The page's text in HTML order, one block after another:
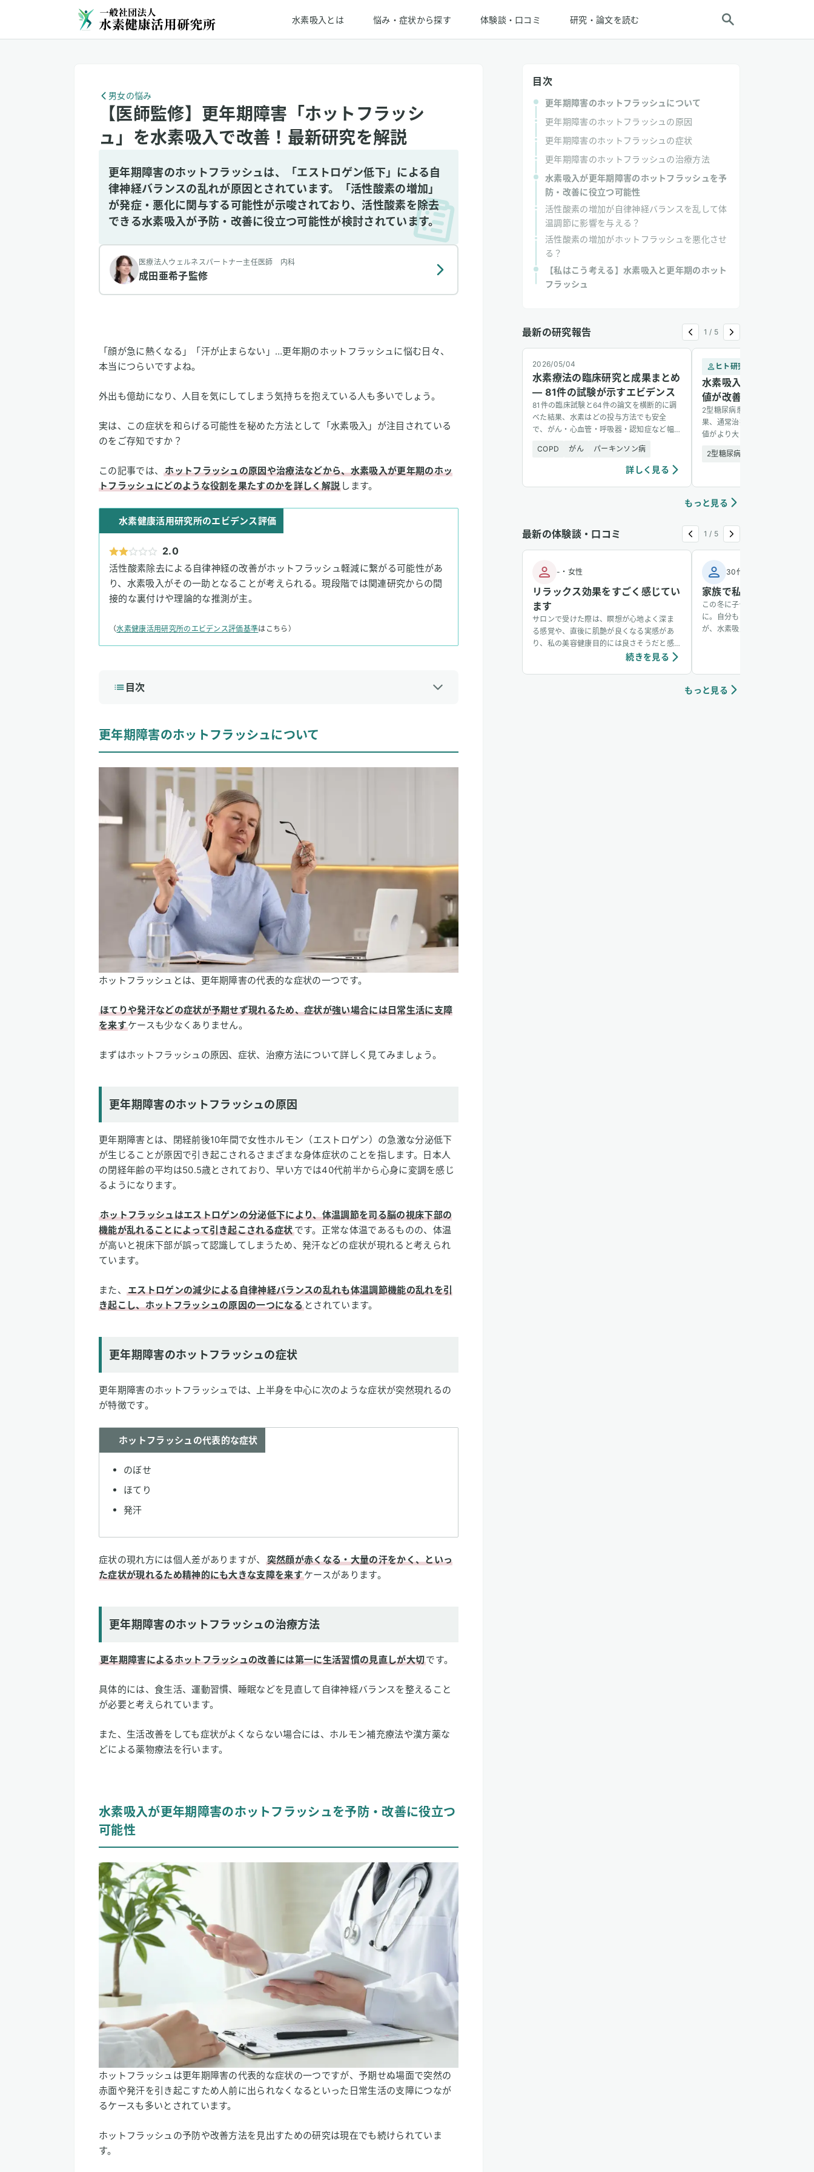
水素吸入とは 悩み・症状から探す 体験談・口コミ 研究・論文を読む
男女の悩み
【医師監修】更年期障害「ホットフラッシ
ュ」を水素吸入で改善！最新研究を解説
更年期障害のホットフラッシュは、「エストロゲン低下」による自
律神経バランスの乱れが原因とされています。「活性酸素の増加」
が発症・悪化に関与する可能性が示唆されており、活性酸素を除去
できる水素吸入が予防・改善に役立つ可能性が検討されています。
医療法人ウェルネスパートナー主任医師 内科
成田亜希子監修
「顔が急に熱くなる」「汗が止まらない」…更年期のホットフラッシュに悩む日々、
本当につらいですよね。
外出も億劫になり、人目を気にしてしまう気持ちを抱えている人も多いでしょう。
実は、この症状を和らげる可能性を秘めた方法として「水素吸入」が注目されている
のをご存知ですか？
この記事では、ホットフラッシュの原因や治療法などから、水素吸入が更年期のホッ
トフラッシュにどのような役割を果たすのかを詳しく解説 します。
水素健康活用研究所のエビデンス評価
2.0
活性酸素除去による自律神経の改善がホットフラッシュ軽減に繋がる可能性があ
り、水素吸入がその一助となることが考えられる。現段階では関連研究からの間
接的な裏付けや理論的な推測が主。
（水素健康活用研究所のエビデンス評価基準はこちら）
目次
更年期障害のホットフラッシュの原因
更年期障害のホットフラッシュの症状
更年期障害のホットフラッシュの治療方法
水素吸入が更年期障害のホットフラッシュを予防・改善に役立つ可能性
活性酸素の増加が自律神経バランスを乱して体温調節に影響を与える？
活性酸素の増加がホットフラッシュを悪化させる？
【私はこう考える】水素吸入と更年期のホットフラッシュ
更年期障害のホットフラッシュについて
ホットフラッシュとは、更年期障害の代表的な症状の一つです。
ほてりや発汗などの症状が予期せず現れるため、症状が強い場合には日常生活に支障
を来すケースも少なくありません。
まずはホットフラッシュの原因、症状、治療方法について詳しく見てみましょう。
更年期障害のホットフラッシュの原因
更年期障害とは、閉経前後10年間で女性ホルモン（エストロゲン）の急激な分泌低下
が生じることが原因で引き起こされるさまざまな身体症状のことを指します。日本人
の閉経年齢の平均は50.5歳とされており、早い方では40代前半から心身に変調を感じ
るようになります。
ホットフラッシュはエストロゲンの分泌低下により、体温調節を司る脳の視床下部の
機能が乱れることによって引き起こされる症状です。正常な体温であるものの、体温
が高いと視床下部が誤って認識してしまうため、発汗などの症状が現れると考えられ
ています。
また、
エストロゲンの減少による自律神経バランスの乱れも体温調節機能の乱れを引
き起こし、ホットフラッシュの原因の一つになる とされています。
更年期障害のホットフラッシュの症状
更年期障害のホットフラッシュでは、上半身を中心に次のような症状が突然現れるの
が特徴です。
ホットフラッシュの代表的な症状
のぼせ
ほてり
発汗
症状の現れ方には個人差がありますが、
突然顔が赤くなる・大量の汗をかく、といっ
た症状が現れるため精神的にも大きな支障を来すケースがあります。
更年期障害のホットフラッシュの治療方法
更年期障害によるホットフラッシュの改善には第一に生活習慣の見直しが大切です。
具体的には、食生活、運動習慣、睡眠などを見直して自律神経バランスを整えること
が必要と考えられています。
また、生活改善をしても症状がよくならない場合には、ホルモン補充療法や漢方薬な
どによる薬物療法を行います。
水素吸入が更年期障害のホットフラッシュを予防・改善に役立つ
可能性
ホットフラッシュは更年期障害の代表的な症状の一つですが、予期せぬ場面で突然の
赤面や発汗を引き起こすため人前に出られなくなるといった日常生活の支障につなが
るケースも多いとされています。
ホットフラッシュの予防や改善方法を見出すための研究は現在でも続けられていま
す。
目次
更年期障害のホットフラッシュについて
更年期障害のホットフラッシュの原因
更年期障害のホットフラッシュの症状
更年期障害のホットフラッシュの治療方法
水素吸入が更年期障害のホットフラッシュを予
防・改善に役立つ可能性
活性酸素の増加が自律神経バランスを乱して体
温調節に影響を与える？
活性酸素の増加がホットフラッシュを悪化させ
る？
【私はこう考える】水素吸入と更年期のホット
フラッシュ
最新の研究報告 1 / 5
2026/05/04
水素療法の臨床研究と成果まとめ
— 81件の試験が示すエビデンス
81件の臨床試験と64件の論文を横断的に調
べた結果、水素はどの投与方法でも安全
で、がん・心血管・呼吸器・認知症など幅
COPD
がん パーキンソン病
詳しく見る
ヒト研究
水素吸入で2型糖尿病患
値が改善 — 1,088名の
2型糖尿病患者1,088名を6か月追
果、通常治療に水素吸入を加え
値がより大きく改善し、副作用
2型糖尿病
もっと見る
最新の体験談・口コミ 1 / 5
- ・ 女性
リラックス効果をすごく感じてい
ます
サロンで受けた際は、瞑想が心地よく深ま
る感覚や、直後に肌艶が良くなる実感があ
り、私の美容健康目的には良さそうだと感
じています。個人の感想ではありますが、吸
続きを見る
30代
家族で私だけ風邪をひか
この冬に子供が風邪をひき、そ
に。自分もかかるかなと思って
が、水素吸入をしているおかげ
もっと見る